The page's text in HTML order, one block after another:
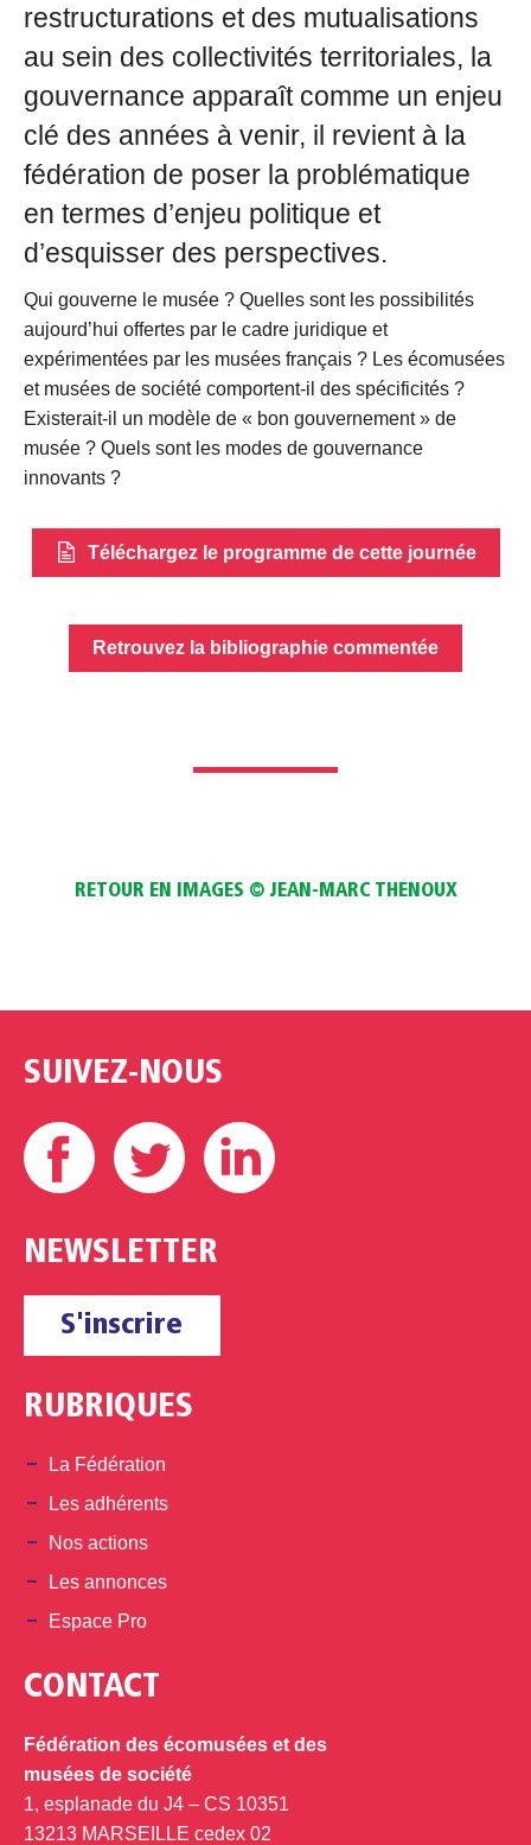
restructurations et des mutualisations
au sein des collectivités territoriales, la
gouvernance apparaît comme un enjeu
clé des années à venir, il revient à la
fédération de poser la problématique
en termes d’enjeu politique et
d’esquisser des perspectives.
Qui gouverne le musée ? Quelles sont les possibilités
aujourd’hui offertes par le cadre juridique et
expérimentées par les musées français ? Les écomusées
et musées de société comportent-il des spécificités ?
Existerait-il un modèle de « bon gouvernement » de
musée ? Quels sont les modes de gouvernance
innovants ?
Téléchargez le programme de cette journée
Retrouvez la bibliographie commentée
RETOUR EN IMAGES © JEAN-MARC THENOUX
SUIVEZ-NOUS
Facebook Twitter
NEWSLETTER
S'inscrire
RUBRIQUES
La Fédération
Les adhérents
Nos actions
Les annonces
Espace Pro
CONTACT
Fédération des écomusées et des
musées de société
1, esplanade du J4 – CS 10351
13213 MARSEILLE cedex 02